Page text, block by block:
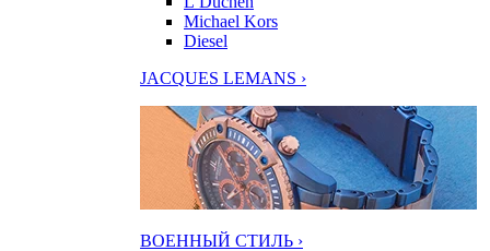
Michael Kors
Diesel
JACQUES LEMANS ›
ВОЕННЫЙ СТИЛЬ ›